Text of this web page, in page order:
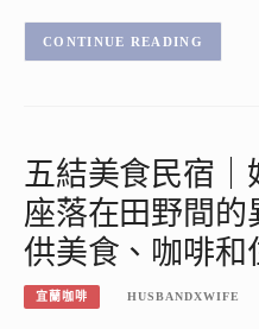
CONTINUE READING
五結美食民宿｜
座落在田野間
供美食、咖啡和
宜蘭咖啡 HUSBANDXWIFE